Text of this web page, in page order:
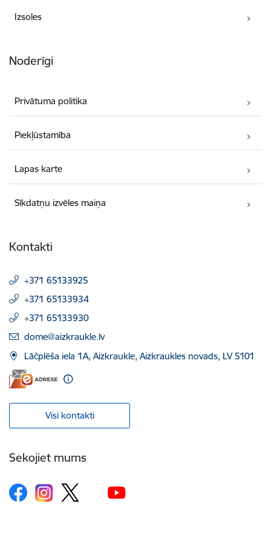
Izsoles
Noderīgi
Privātuma politika
Piekļūstamība
Lapas karte
Sīkdatņu izvēles maiņa
Kontakti
+371 65133925
+371 65133934
+371 65133930
E-pasts:
dome@aizkraukle.lv
Lāčplēša iela 1A, Aizkraukle, Aizkraukles novads, LV 5101
Visi kontakti
Sekojiet mums